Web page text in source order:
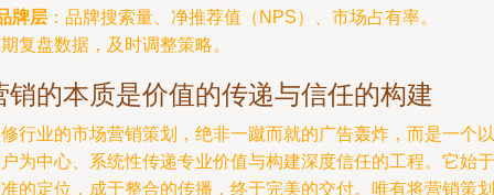
牌层 ：品牌搜索量、净推荐值（NPS）、市场占有率。
复盘数据，及时调整策略。
销的本质是价值的传递与信任的构建
行业的市场营销策划，绝非一蹴而就的广告轰炸，而是一个以
为中心、系统性传递专业价值与构建深度信任的工程。它始于
的定位，成于整合的传播，终于完美的交付。唯有将营销策划